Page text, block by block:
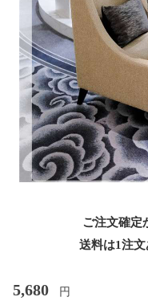
ご注文確定
送料は1注文
5,680 円